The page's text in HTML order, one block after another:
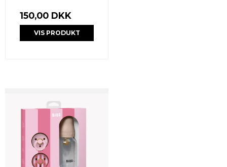
150,00 DKK
VIS PRODUKT